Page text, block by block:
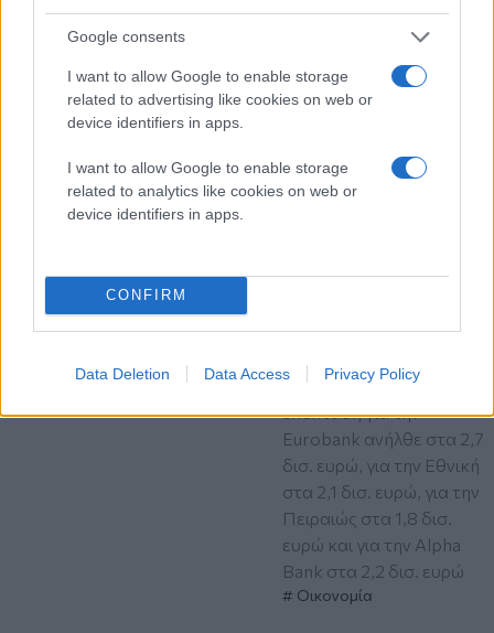
Google consents
I want to allow Google to enable storage
related to advertising like cookies on web or
device identifiers in apps.
I want to allow Google to enable storage
related to analytics like cookies on web or
device identifiers in apps.
CONFIRM
Data Deletion Data Access Privacy Policy
Διαβάστε περισσότερα
τόκους και την
πιστωτική επέκταση
Η καθαρή πιστωτική
επέκταση για την
Eurobank ανήλθε στα 2,7
δισ. ευρώ, για την Εθνική
στα 2,1 δισ. ευρώ, για την
Πειραιώς στα 1,8 δισ.
ευρώ και για την Alpha
Bank στα 2,2 δισ. ευρώ
Οικονομία